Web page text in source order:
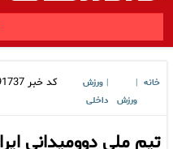
خانه
ورزش
ورزش
داخلی
کد خبر
تیم ملی دوومیدانی